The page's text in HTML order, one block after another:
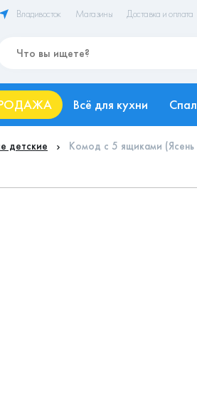
Владивосток Магазины Доставка и оплата
Всё для кухни
детские Комод с 5 ящиками